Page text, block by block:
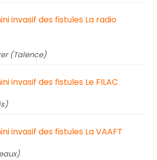
invasif des fistules La radio
(Talence)
invasif des fistules Le FILAC
invasif des fistules La VAAFT